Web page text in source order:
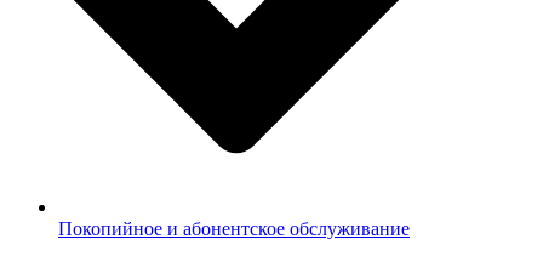
Покопийное и абонентское обслуживание